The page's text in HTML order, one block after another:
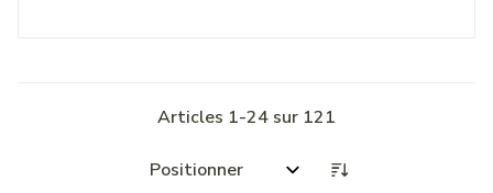
Articles 1-24 sur 121
Trier par: